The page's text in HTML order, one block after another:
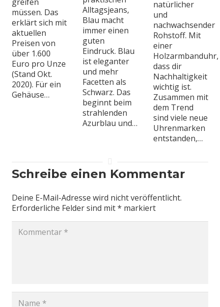
müssen. Das
erklärt sich mit
aktuellen
Preisen von
über 1.600
Euro pro Unze
(Stand Okt.
2020). Für ein
Gehäuse…
Alltagsjeans,
Blau macht
immer einen
guten
Eindruck. Blau
ist eleganter
und mehr
Facetten als
Schwarz. Das
beginnt beim
strahlenden
Azurblau und…
natürlicher
und
nachwachsender
Rohstoff. Mit
einer
Holzarmbanduhr,
dass dir
Nachhaltigkeit
wichtig ist.
Zusammen mit
dem Trend
sind viele neue
Uhrenmarken
entstanden,…
Schreibe einen Kommentar
Deine E-Mail-Adresse wird nicht veröffentlicht.
Erforderliche Felder sind mit* markiert